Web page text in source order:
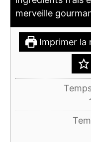
merveille
Imprimer la